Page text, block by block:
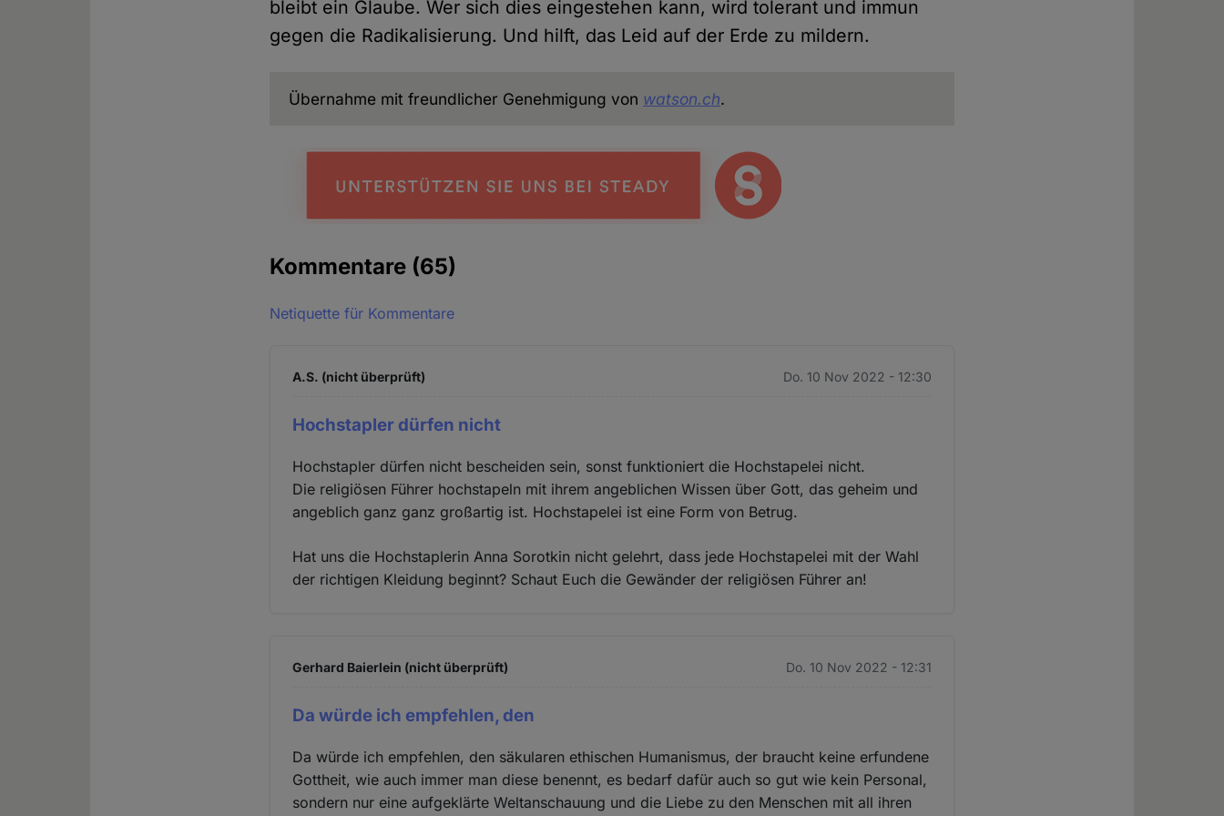
bleibt ein Glaube. Wer sich dies eingestehen kann, wird tolerant und immun
gegen die Radikalisierung. Und hilft, das Leid auf der Erde zu mildern.
Übernahme mit freundlicher Genehmigung von watson.ch.
Kommentare (65)
Netiquette für Kommentare
A.S. (nicht überprüft) Do. 10 Nov 2022 - 12:30
Hochstapler dürfen nicht
Hochstapler dürfen nicht bescheiden sein, sonst funktioniert die Hochstapelei nicht.
Die religiösen Führer hochstapeln mit ihrem angeblichen Wissen über Gott, das geheim und
angeblich ganz ganz großartig ist. Hochstapelei ist eine Form von Betrug.
Hat uns die Hochstaplerin Anna Sorotkin nicht gelehrt, dass jede Hochstapelei mit der Wahl
der richtigen Kleidung beginnt? Schaut Euch die Gewänder der religiösen Führer an!
Gerhard Baierlein (nicht überprüft) Do. 10 Nov 2022 - 12:31
Da würde ich empfehlen, den
Da würde ich empfehlen, den säkularen ethischen Humanismus, der braucht keine erfundene
Gottheit, wie auch immer man diese benennt, es bedarf dafür auch so gut wie kein Personal,
sondern nur eine aufgeklärte Weltanschauung und die Liebe zu den Menschen mit all ihren